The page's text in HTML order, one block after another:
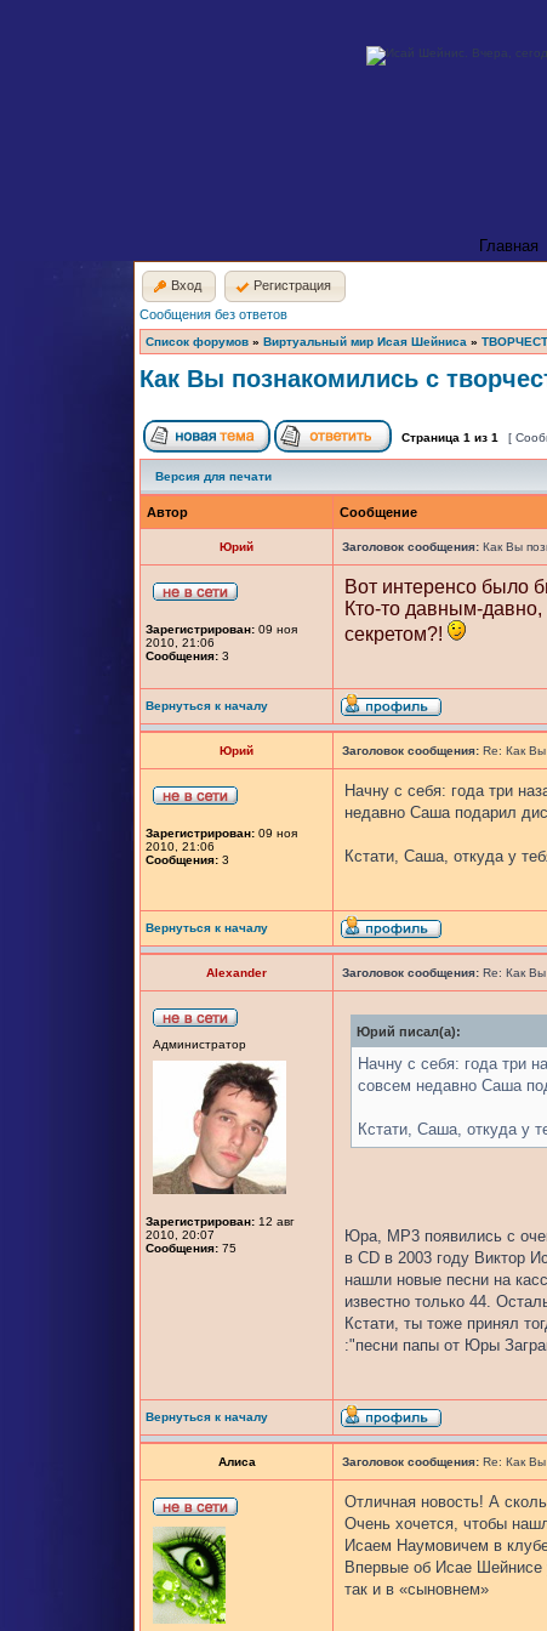
Главная
Вход Регистрация
Сообщения без ответов
Список форумов » Виртуальный мир Исая Шейниса »
Как Вы познакомились с
Страница 1 из 1 [
Версия для печати
Автор Сообщение
Юрий Заголовок сообщения: Как Вы
Зарегистрирован: 09 ноя
2010, 21:06
Сообщения: 3
Вот интеренсо было
Кто-то давным-давно,
секретом?!
Вернуться к началу
Юрий Заголовок сообщения: Re: Как Вы
Зарегистрирован: 09 ноя
2010, 21:06
Сообщения: 3
Начну с себя: года три
недавно Саша подарил
Кстати, Саша, откуда у
Вернуться к началу
Alexander Заголовок сообщения: Re: Как Вы
Администратор
Зарегистрирован: 12 авг
2010, 20:07
Сообщения: 75
Юрий писал(а):
Начну с себя: года три
совсем недавно Саша
Кстати, Саша, откуда у
Юра, MP3 появились с
в CD в 2003 году Виктор
нашли новые песни на
известно только 44.
Кстати, ты тоже принял
:"песни папы от Юры
Вернуться к началу
Алиса Заголовок сообщения: Re: Как Вы
Отличная новость! А
Очень хочется, чтобы
Исаем Наумовичем в
Впервые об Исае Шейнисе
так и в «сыновнем»